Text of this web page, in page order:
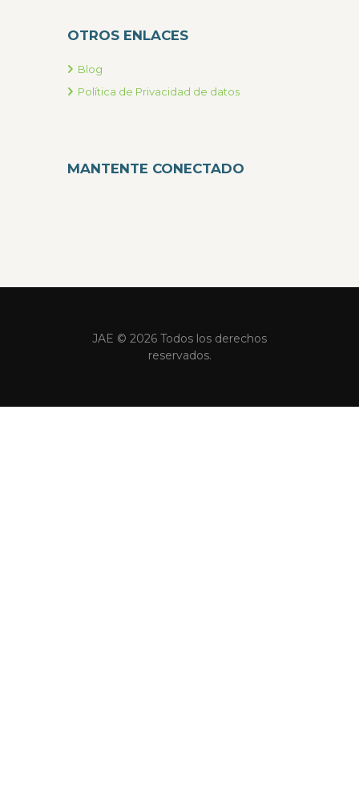
OTROS ENLACES
Blog
Política de Privacidad de datos
MANTENTE CONECTADO
JAE © 2026 Todos los derechos
reservados.